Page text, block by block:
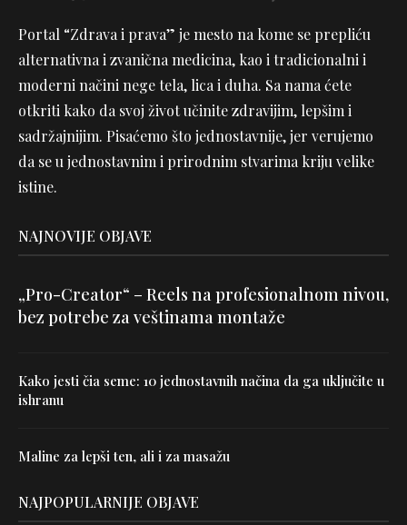
Portal “Zdrava i prava” je mesto na kome se prepliću
alternativna i zvanična medicina, kao i tradicionalni i
moderni načini nege tela, lica i duha. Sa nama ćete
otkriti kako da svoj život učinite zdravijim, lepšim i
sadržajnijim. Pisaćemo što jednostavnije, jer verujemo
da se u jednostavnim i prirodnim stvarima kriju velike
istine.
NAJNOVIJE OBJAVE
„Pro-Creator“ – Reels na profesionalnom nivou,
bez potrebe za veštinama montaže
Kako jesti čia seme: 10 jednostavnih načina da ga uključite u
ishranu
Maline za lepši ten, ali i za masažu
NAJPOPULARNIJE OBJAVE